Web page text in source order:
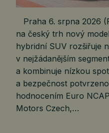
Praha 6. srpna 2026
na český trh nový
hybridní SUV rozšiřuje
v nejžádanějším
a kombinuje nízkou
a bezpečnost
hodnocením Euro
Motors Czech,…